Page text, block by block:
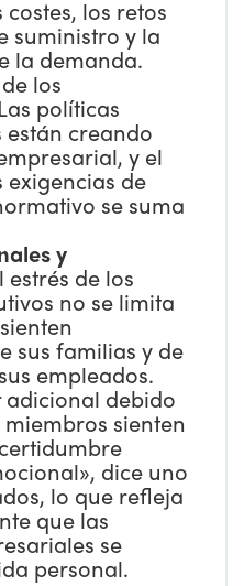
los retos
suministro y la
la demanda.
los
políticas
creando
y el
de
se suma
y
estrés de los
no se limita
sus familias y de
empleados.
adicional debido
sienten
dice uno
lo que refleja
que las
se
personal.